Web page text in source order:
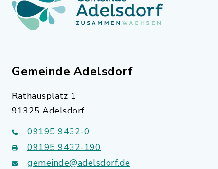
Gemeinde Adelsdorf
Rathausplatz 1
91325 Adelsdorf
09195 9432-0
09195 9432-190
gemeinde@adelsdorf.de